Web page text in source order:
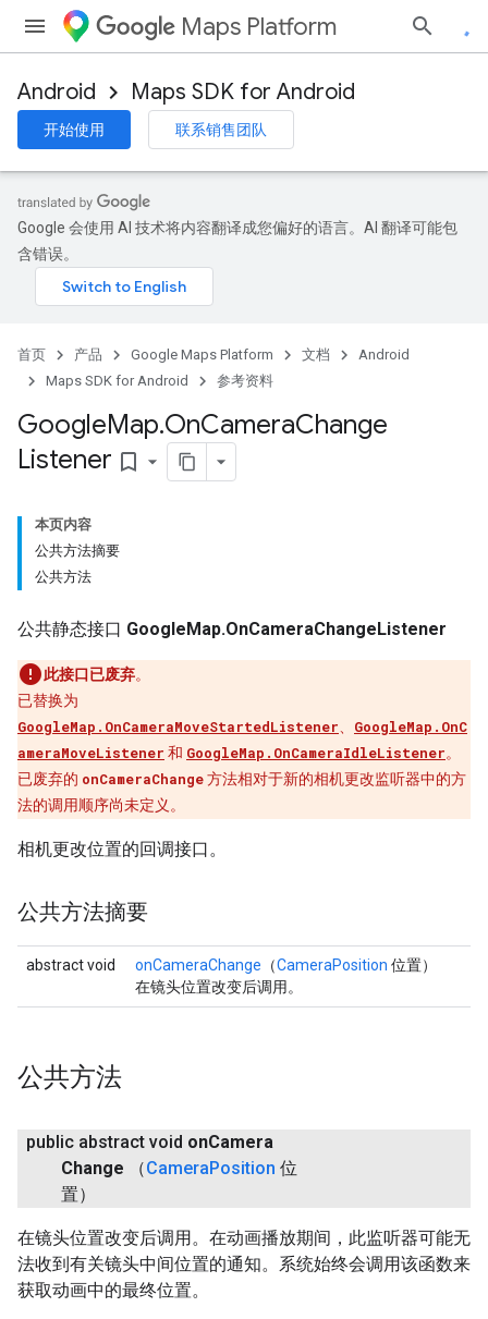
Maps Platform
Android Maps SDK for Android
开始使用 联系销售团队
Google 会使用 AI 技术将内容翻译成您偏好的语言。AI 翻译可能包
含错误。
首页 产品 Google Maps Platform 文档
Android
Maps SDK for Android
参考资料
GoogleMap.OnCameraChange
Listener bookmark_border
本页内容
公共方法摘要
公共方法
公共静态接口 GoogleMap.OnCameraChangeListener
此接口已废弃。
已替换为
GoogleMap.OnCameraMoveStartedListener
GoogleMap.OnC
ameraMoveListener 和 GoogleMap.OnCameraIdleListener。
已废弃的 onCameraChange方法相对于新的相机更改监听器中的方
法的调用顺序尚未定义。
相机更改位置的回调接口。
公共方法摘要
abstract void onCameraChange （CameraPosition 位置）
在镜头位置改变后调用。
公共方法
public abstract void onCamera
Change
（CameraPosition 位
置）
在镜头位置改变后调用。在动画播放期间，此监听器可能无
法收到有关镜头中间位置的通知。系统始终会调用该函数来
获取动画中的最终位置。